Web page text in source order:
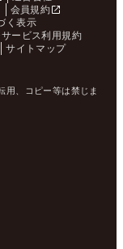
会員規約
く表示
ービス利用規約
サイトマップ
用、コピー等は禁じま